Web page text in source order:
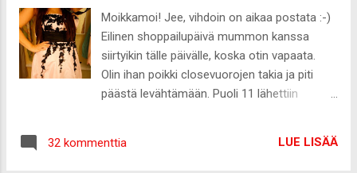
esittelen miittiasun ja goodie bagien sisällön
:-) Asu näytti tältä Tuubitoppi Only, shortsit
Gina tricot, kengät Nelly, korut Nomination,
Guess ja Lindex Ja sitten massiiviseen
goodie bagiin Muut kuului yhteiseen goodie
itseruskettuvat, jotka voitin arvonnassa :-)
Moikkamoi! Jee, vihdoin on aikaa postata :-)
Eilinen shoppailupäivä mummon kanssa
siirtyikin tälle päivälle, koska otin vapaata.
Olin ihan poikki closevuorojen takia ja piti
päästä levähtämään. Puoli 11 lähettiin
joku tällänen 250euron mekko
32 kommenttia LUE LISÄÄ